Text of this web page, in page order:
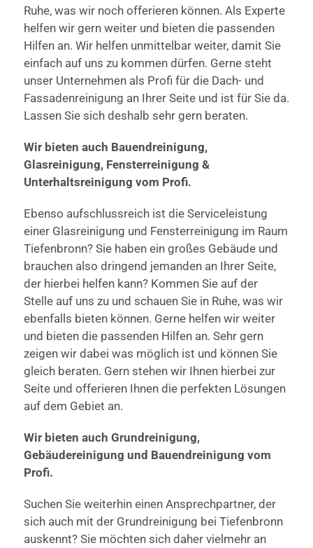
Ruhe, was wir noch offerieren können. Als Experte
helfen wir gern weiter und bieten die passenden
Hilfen an. Wir helfen unmittelbar weiter, damit Sie
einfach auf uns zu kommen dürfen. Gerne steht
unser Unternehmen als Profi für die Dach- und
Fassadenreinigung an Ihrer Seite und ist für Sie da.
Lassen Sie sich deshalb sehr gern beraten.
Wir bieten auch Bauendreinigung,
Glasreinigung, Fensterreinigung &
Unterhaltsreinigung vom Profi.
Ebenso aufschlussreich ist die Serviceleistung
einer Glasreinigung und Fensterreinigung im Raum
Tiefenbronn? Sie haben ein großes Gebäude und
brauchen also dringend jemanden an Ihrer Seite,
der hierbei helfen kann? Kommen Sie auf der
Stelle auf uns zu und schauen Sie in Ruhe, was wir
ebenfalls bieten können. Gerne helfen wir weiter
und bieten die passenden Hilfen an. Sehr gern
zeigen wir dabei was möglich ist und können Sie
gleich beraten. Gern stehen wir Ihnen hierbei zur
Seite und offerieren Ihnen die perfekten Lösungen
auf dem Gebiet an.
Wir bieten auch Grundreinigung,
Gebäudereinigung und Bauendreinigung vom
Profi.
Suchen Sie weiterhin einen Ansprechpartner, der
sich auch mit der Grundreinigung bei Tiefenbronn
auskennt? Sie möchten sich daher vielmehr an